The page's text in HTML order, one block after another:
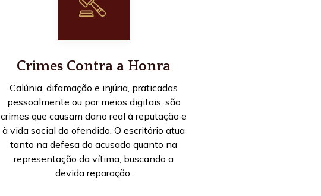
Crimes Contra a Honra
Calúnia, difamação e injúria, praticadas
pessoalmente ou por meios digitais, são
crimes que causam dano real à reputação e
à vida social do ofendido. O escritório atua
tanto na defesa do acusado quanto na
representação da vítima, buscando a
devida reparação.